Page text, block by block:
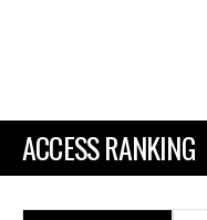
ACCESS RANKING